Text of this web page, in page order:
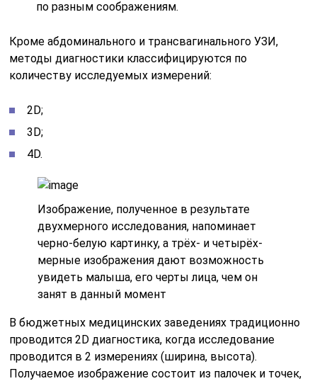
по разным соображениям.
Кроме абдоминального и трансвагинального УЗИ,
методы диагностики классифицируются по
количеству исследуемых измерений:
2D;
3D;
4D.
Изображение, полученное в результате
двухмерного исследования, напоминает
черно-белую картинку, а трёх- и четырёх-
мерные изображения дают возможность
увидеть малыша, его черты лица, чем он
занят в данный момент
В бюджетных медицинских заведениях традиционно
проводится 2D диагностика, когда исследование
проводится в 2 измерениях (ширина, высота).
Получаемое изображение состоит из палочек и точек,